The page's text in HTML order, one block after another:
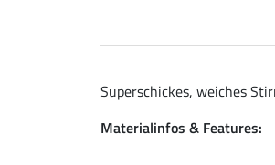
Superschickes, weiches
Materialinfos & Features: